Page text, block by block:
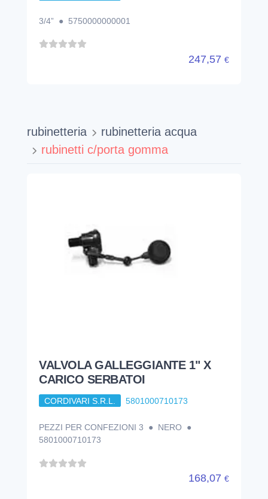
3/4” ● 5750000000001
247,57 €
rubinetteria
rubinetteria acqua
rubinetti c/porta gomma
VALVOLA GALLEGGIANTE 1" X
CARICO SERBATOI
CORDIVARI S.R.L. 5801000710173
PEZZI PER CONFEZIONI 3 ● NERO ●
5801000710173
168,07 €